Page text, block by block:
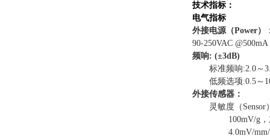
技术指标：
电气指标
外接电源（Power）
90-250VAC
频响: (±3dB)
标准频响:2.0～
低频选项:0.5～
外接传感器：
灵敏度（Sensor
100mV/g
4.0mV/